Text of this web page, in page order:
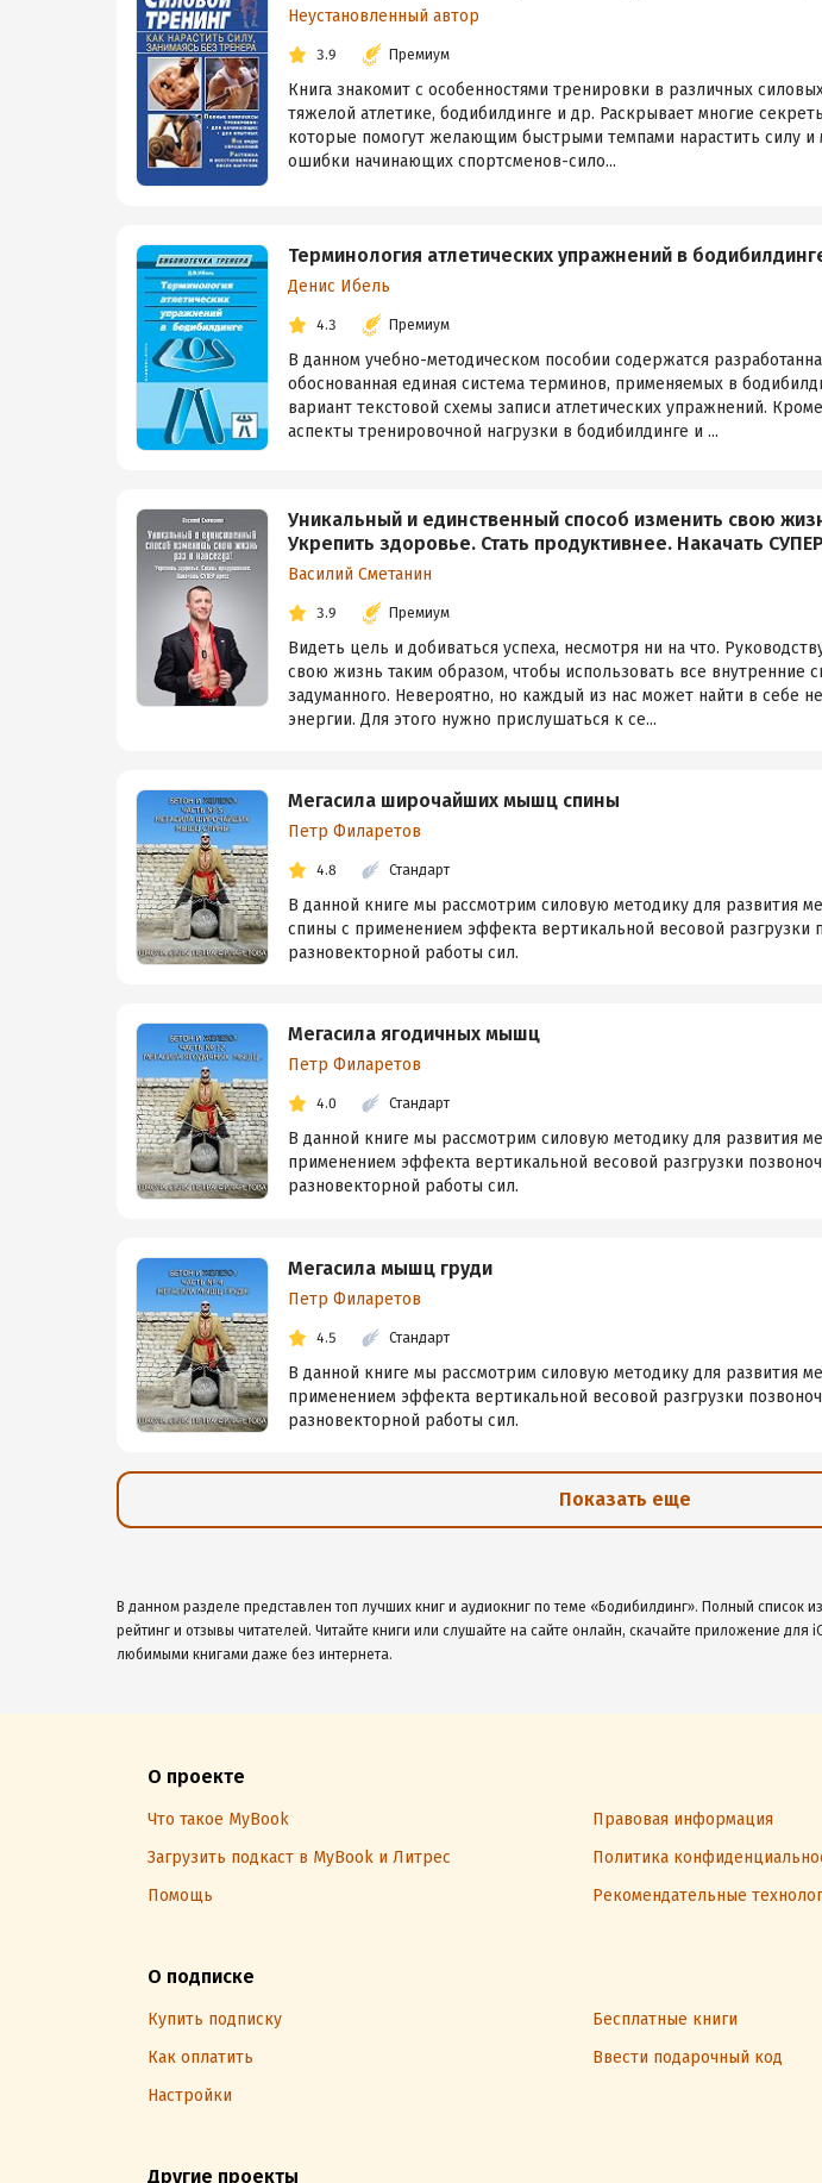
Неустановленный автор
3.9 Премиум
Книга знакомит с особенностями тренировки в различных
тяжелой атлетике, бодибилдинге и др. Раскрывает многие
которые помогут желающим быстрыми темпами нарастить силу
ошибки начинающих спортсменов-сило...
Терминология атлетических упражнений в
Денис Ибель
4.3 Премиум
В данном учебно-методическом пособии содержатся
обоснованная единая система терминов, применяемых в
вариант текстовой схемы записи атлетических упражнений.
аспекты тренировочной нагрузки в бодибилдинге и ...
Уникальный и единственный способ изменить свою
Укрепить здоровье. Стать продуктивнее. Накачать
Василий Сметанин
3.9 Премиум
Видеть цель и добиваться успеха, несмотря ни на что.
свою жизнь таким образом, чтобы использовать все внутренние
задуманного. Невероятно, но каждый из нас может найти в себе
энергии. Для этого нужно прислушаться к се...
Мегасила широчайших мышц спины
Петр Филаретов
4.8 Стандарт
В данной книге мы рассмотрим силовую методику для развития
спины с применением эффекта вертикальной весовой разгрузки
разновекторной работы сил.
Мегасила ягодичных мышц
Петр Филаретов
4.0 Стандарт
В данной книге мы рассмотрим силовую методику для развития
применением эффекта вертикальной весовой разгрузки
разновекторной работы сил.
Мегасила мышц груди
Петр Филаретов
4.5 Стандарт
В данной книге мы рассмотрим силовую методику для развития
применением эффекта вертикальной весовой разгрузки
разновекторной работы сил.
Показать еще
В данном разделе представлен топ лучших книг и аудиокниг по теме «Бодибилдинг». Полный список
рейтинг и отзывы читателей. Читайте книги или слушайте на сайте онлайн, скачайте приложение для
любимыми книгами даже без интернета.
О проекте
Что такое MyBook Правовая информация
Загрузить подкаст в MyBook и Литрес
Политика
Помощь
Рекомендательные
О подписке
Купить подписку Бесплатные книги
Как оплатить
Ввести подарочный код
Настройки
Другие проекты